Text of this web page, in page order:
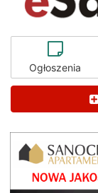
Ogłoszenia